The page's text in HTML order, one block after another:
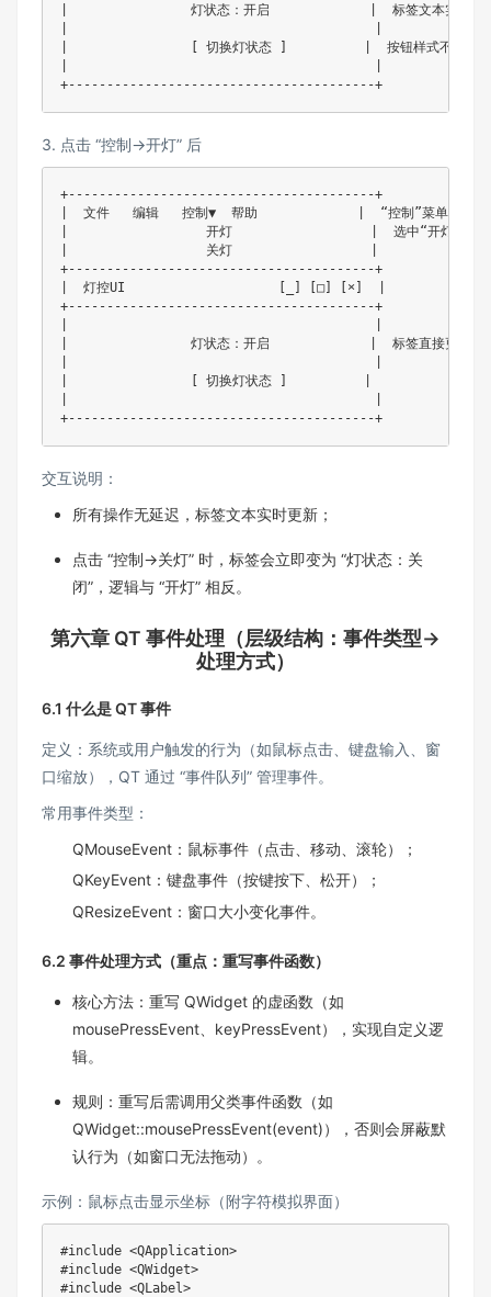
|                灯状态：开启             |  标签文本实时更
|                [ 切换灯状态 ]          |  按钮样式不变
+----------------------------------------+
3. 点击 “控制→开灯” 后
+----------------------------------------+
|  文件   编辑   控制▼  帮助             |  “控制”菜单下拉
|                  开灯                  |  选中“开灯”选项（
|                  关灯                  |
+----------------------------------------+
|  灯控UI                    [_] [□] [×]  |
+----------------------------------------+
|                灯状态：开启             |  标签直接更新为“
|                [ 切换灯状态 ]          |
+----------------------------------------+
交互说明：​
所有操作无延迟，标签文本实时更新；​
点击 “控制→关灯” 时，标签会立即变为 “灯状态：关
闭”，逻辑与 “开灯” 相反。
第六章 QT 事件处理（层级结构：事件类型→
处理方式）
6.1 什么是 QT 事件​
定义：系统或用户触发的行为（如鼠标点击、键盘输入、窗
口缩放），QT 通过 “事件队列” 管理事件。​
常用事件类型：​
QMouseEvent：鼠标事件（点击、移动、滚轮）；​
QKeyEvent：键盘事件（按键按下、松开）；​
QResizeEvent：窗口大小变化事件。
6.2 事件处理方式（重点：重写事件函数）​
核心方法：重写 QWidget 的虚函数（如
mousePressEvent、keyPressEvent），实现自定义逻
辑。​
规则：重写后需调用父类事件函数（如
QWidget::mousePressEvent(event)），否则会屏蔽默
认行为（如窗口无法拖动）。
示例：鼠标点击显示坐标（附字符模拟界面）
#include <QApplication>
#include <QWidget>
#include <QLabel>